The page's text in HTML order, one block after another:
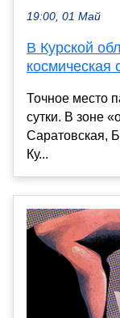
19:00, 01 Май
В Курской
космическая
Точное место
сутки. В зоне
Саратовская,
Ку...